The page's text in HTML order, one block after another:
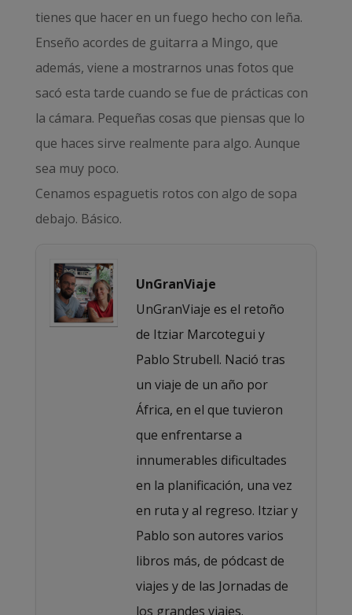
tienes que hacer en un fuego hecho con leña.
Enseño acordes de guitarra a Mingo, que
además, viene a mostrarnos unas fotos que
sacó esta tarde cuando se fue de prácticas con
la cámara. Pequeñas cosas que piensas que lo
que haces sirve realmente para algo. Aunque
sea muy poco.
Cenamos espaguetis rotos con algo de sopa
debajo. Básico.
UnGranViaje
UnGranViaje es el retoño
de Itziar Marcotegui y
Pablo Strubell. Nació tras
un viaje de un año por
África, en el que tuvieron
que enfrentarse a
innumerables dificultades
en la planificación, una vez
en ruta y al regreso. Itziar y
Pablo son autores varios
libros más, de pódcast de
viajes y de las Jornadas de
los grandes viajes.